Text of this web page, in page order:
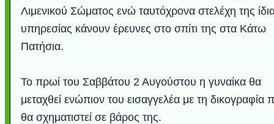
Λιμενικού Σώματος ενώ ταυτόχρονα στελέχη της
υπηρεσίας κάνουν έρευνες στο σπίτι της στα Κάτω
Πατήσια.
Το πρωί του Σαββάτου 2 Αυγούστου η γυναίκα θα
μεταχθεί ενώπιον του εισαγγελέα με τη δικογραφία
θα σχηματιστεί σε βάρος της.
Ο αέρας του
τα μαλλιά
Ταξίδι στο
Διεθνής
Σταθμός: Ο
το παράθυρό
Μουσική από
Video:
καταιγίδα
Εντυπωσιακές
από
Abbey,
Ταϊτή
Υποθαλάσσιο
στην
Η νέα
Αθήνας από το
που κάνει το
Ο Κομήτης του
φωτίσει τη Γη
κι απ' το
Συγκινητικό
λεοπάρδαλη
μωρό
Alesund: Μια
Νορβηγία που
Η γάτα και το